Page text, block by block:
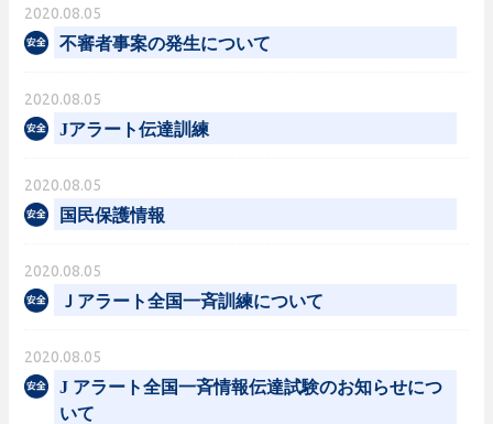
2020.08.05
不審者事案の発生について
2020.08.05
Jアラート伝達訓練
2020.08.05
国民保護情報
2020.08.05
Ｊアラート全国一斉訓練について
2020.08.05
J アラート全国一斉情報伝達試験のお知らせにつ
いて